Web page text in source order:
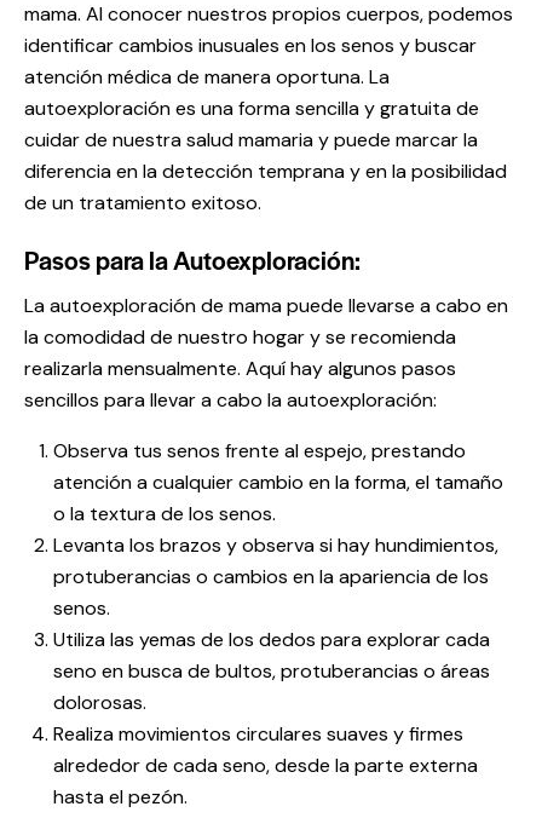
mama. Al conocer nuestros propios cuerpos, podemos
identificar cambios inusuales en los senos y buscar
atención médica de manera oportuna. La
autoexploración es una forma sencilla y gratuita de
cuidar de nuestra salud mamaria y puede marcar la
diferencia en la detección temprana y en la posibilidad
de un tratamiento exitoso.
Pasos para la Autoexploración:
La autoexploración de mama puede llevarse a cabo en
la comodidad de nuestro hogar y se recomienda
realizarla mensualmente. Aquí hay algunos pasos
sencillos para llevar a cabo la autoexploración:
Observa tus senos frente al espejo, prestando
atención a cualquier cambio en la forma, el tamaño
o la textura de los senos.
Levanta los brazos y observa si hay hundimientos,
protuberancias o cambios en la apariencia de los
senos.
Utiliza las yemas de los dedos para explorar cada
seno en busca de bultos, protuberancias o áreas
dolorosas.
Realiza movimientos circulares suaves y firmes
alrededor de cada seno, desde la parte externa
hasta el pezón.